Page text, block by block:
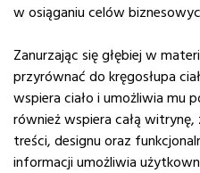
w osiąganiu celów
Zanurzając się głębiej w
przyrównać do kręgosłupa
wspiera ciało i umożliwia mu
również wspiera całą
treści, designu oraz
informacji umożliwia